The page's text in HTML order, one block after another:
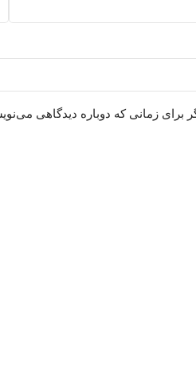
برای زمانی که دوباره دیدگاهی